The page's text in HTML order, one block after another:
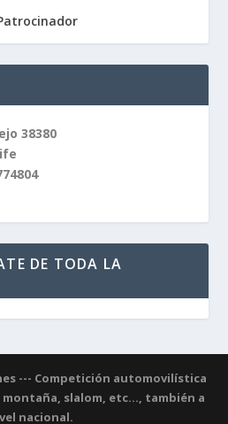
38380
DE TODA LA
--- Competición automovilística
slalom, etc..., también a
nacional.